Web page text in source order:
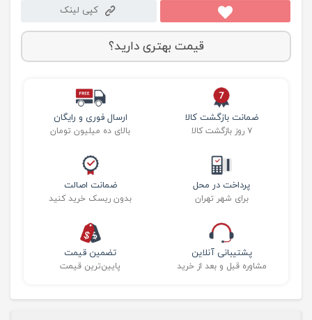
کپی لینک
قیمت بهتری دارید؟
ارسال فوری و رایگان
بالای ده میلیون تومان
ضمانت بازگشت کالا
۷ روز بازگشت کالا
ضمانت اصالت
بدون ریسک خرید کنید
پرداخت در محل
برای شهر تهران
تضمین قیمت
پایین‌ترین قیمت
پشتیبانی آنلاین
مشاوره قبل و بعد از خرید